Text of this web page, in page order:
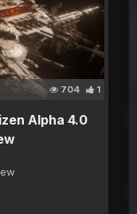
704 1
Alpha 4.0